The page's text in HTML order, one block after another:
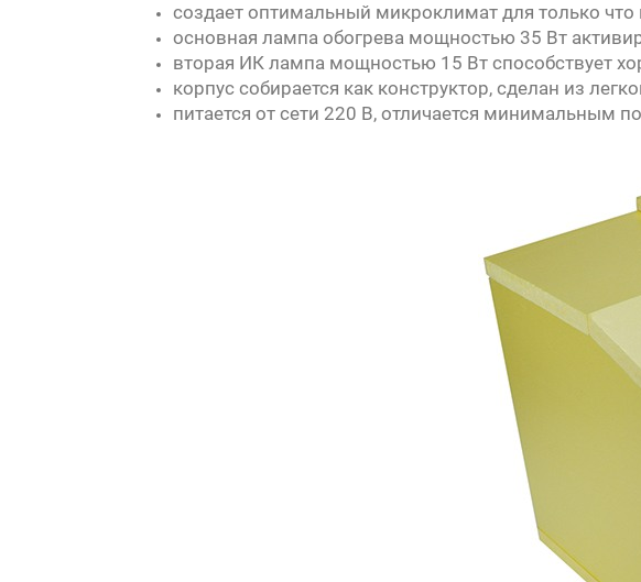
создает оптимальный микроклимат для только
основная лампа обогрева мощностью 35 Вт
вторая ИК лампа мощностью 15 Вт способствует
корпус собирается как конструктор, сделан из
питается от сети 220 В, отличается минимальным